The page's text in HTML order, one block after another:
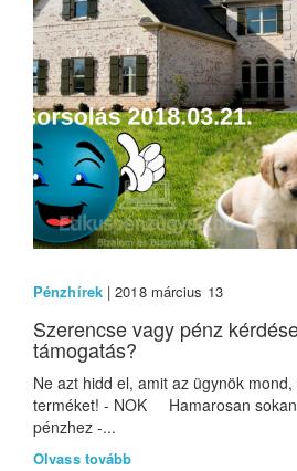
Pénzhírek| 2018 március 13
Szerencse vagy pénz
támogatás?
Ne azt hidd el, amit az ügynök
terméket! - NOK Hamarosan
pénzhez -...
Olvass tovább